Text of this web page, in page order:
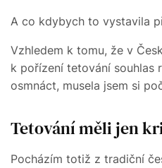
A co kdybych to vystavila
Vzhledem k tomu, že v
k pořízení tetování souhlas
osmnáct, musela jsem si
Tetování měli jen
Pocházím totiž z tradiční